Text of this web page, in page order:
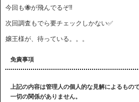
今回も🐝が飛んでるぞ‼️
次回調査もでら要チェックしかない✅
嬢王様が、待っている。。。
免責事項
上記の内容は管理人の個人的な見解によるもの
一切の関係がありません。